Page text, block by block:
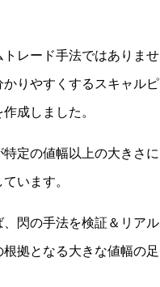
トレード手法ではありま
かりやすくするスキャル
成しました。
特定の値幅以上の大きさ
います。
、閃の手法を検証＆リア
根拠となる大きな値幅の